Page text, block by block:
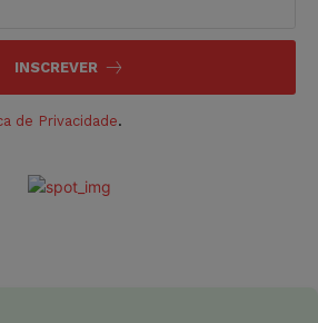
INSCREVER
de Privacidade.